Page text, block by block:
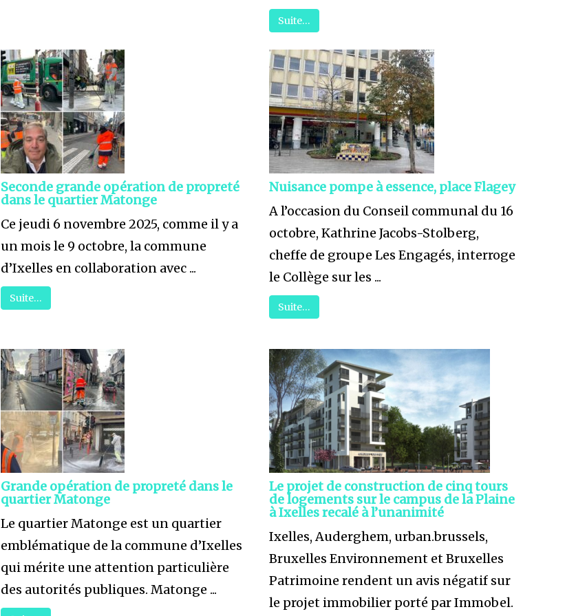
Suite…
Seconde grande opération de propreté
dans le quartier Matonge
Ce jeudi 6 novembre 2025, comme il y a
un mois le 9 octobre, la commune
d’Ixelles en collaboration avec ...
Suite…
Nuisance pompe à essence, place Flagey
A l’occasion du Conseil communal du 16
octobre, Kathrine Jacobs-Stolberg,
cheffe de groupe Les Engagés, interroge
le Collège sur les ...
Suite…
Grande opération de propreté dans le
quartier Matonge
Le quartier Matonge est un quartier
emblématique de la commune d’Ixelles
qui mérite une attention particulière
des autorités publiques. Matonge ...
Le projet de construction de cinq tours
de logements sur le campus de la Plaine
à Ixelles recalé à l’unanimité
Ixelles, Auderghem, urban.brussels,
Bruxelles Environnement et Bruxelles
Patrimoine rendent un avis négatif sur
le projet immobilier porté par Immobel.